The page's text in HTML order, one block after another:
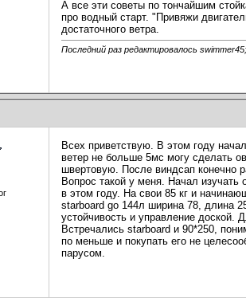
А все эти советы по тончайшим
про водный старт. "Привяжи
достаточного ветра.
Последний раз редактировалось
Всех приветствую. В этом году
ветер не больше 5мс могу сделать
швертовую. После виндсап конечно
Вопрос такой у меня. Начал
в этом году. На свои 85 кг и
starboard go 144л ширина 78, длина
устойчивость и управление доской.
Встречались starboard и 90*250,
по меньше и покупать его не
парусом.